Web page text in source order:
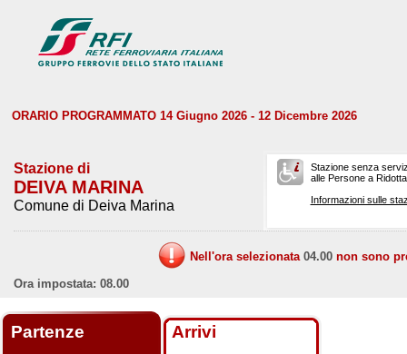
ORARIO PROGRAMMATO 14 Giugno 2026 - 12 Dicembre 2026
Stazione di
DEIVA MARINA
Comune di Deiva Marina
Stazione senza
alle Persone a
Informazioni sulle
Nell'ora selezionata 04.00 non sono
Ora impostata: 08.00
Partenze Arrivi